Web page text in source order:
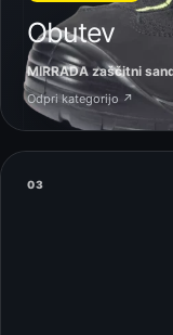
Obutev
MIRRADA zaščitni
Odpri kategorijo ↗
03